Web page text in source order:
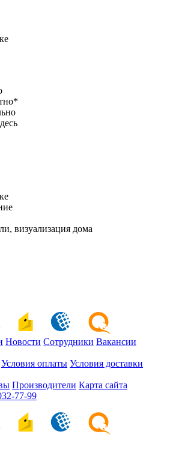
визуализация дома
Новости Сотрудники Вакансии
Условия оплаты Условия доставки
Производители Карта сайта
77-99